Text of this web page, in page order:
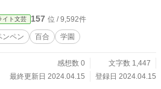
イト文芸 157 位 / 9,592件
ンペン 百合 学園
感想数 0
文字数 1,447
最終更新日 2024.04.15
登録日 2024.04.15